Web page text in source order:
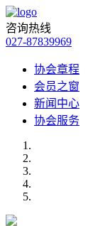
咨询热线
027-87839969
协会章程
会员之窗
新闻中心
协会服务